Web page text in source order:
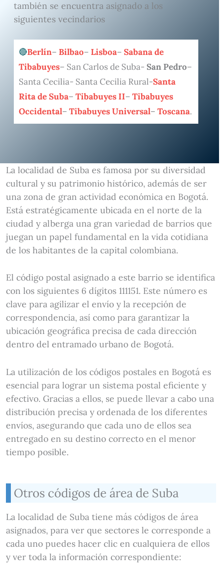
también se encuentra asignado a los
siguientes vecindarios
Berlín– Bilbao– Lisboa– Sabana de
Tibabuyes– San Carlos de Suba- San Pedro–
Santa Cecilia- Santa Cecilia Rural-Santa
Rita de Suba– Tibabuyes II– Tibabuyes
Occidental– Tibabuyes Universal– Toscana.
La localidad de Suba es famosa por su diversidad
cultural y su patrimonio histórico, además de ser
una zona de gran actividad económica en Bogotá.
Está estratégicamente ubicada en el norte de la
ciudad y alberga una gran variedad de barrios que
juegan un papel fundamental en la vida cotidiana
de los habitantes de la capital colombiana.
El código postal asignado a este barrio se identifica
con los siguientes 6 dígitos 111151. Este número es
clave para agilizar el envío y la recepción de
correspondencia, así como para garantizar la
ubicación geográfica precisa de cada dirección
dentro del entramado urbano de Bogotá.
La utilización de los códigos postales en Bogotá es
esencial para lograr un sistema postal eficiente y
efectivo. Gracias a ellos, se puede llevar a cabo una
distribución precisa y ordenada de los diferentes
envíos, asegurando que cada uno de ellos sea
entregado en su destino correcto en el menor
tiempo posible.
Otros códigos de área de Suba
La localidad de Suba tiene más códigos de área
asignados, para ver que sectores le corresponde a
cada uno puedes hacer clic en cualquiera de ellos
y ver toda la información correspondiente: